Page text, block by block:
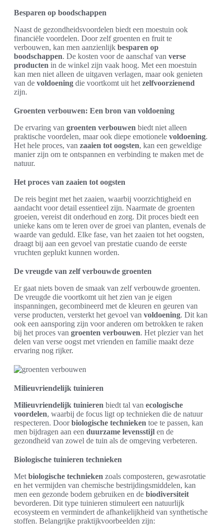
Besparen op boodschappen
Naast de gezondheidsvoordelen biedt een moestuin ook
financiële voordelen. Door zelf groenten en fruit te
verbouwen, kan men aanzienlijk besparen op
boodschappen. De kosten voor de aanschaf van verse
producten in de winkel zijn vaak hoog. Met een moestuin
kan men niet alleen de uitgaven verlagen, maar ook genieten
van de voldoening die voortkomt uit het zelfvoorzienend
zijn.
Groenten verbouwen: Een bron van voldoening
De ervaring van groenten verbouwen biedt niet alleen
praktische voordelen, maar ook diepe emotionele voldoening.
Het hele proces, van zaaien tot oogsten, kan een geweldige
manier zijn om te ontspannen en verbinding te maken met de
natuur.
Het proces van zaaien tot oogsten
De reis begint met het zaaien, waarbij voorzichtigheid en
aandacht voor detail essentieel zijn. Naarmate de groenten
groeien, vereist dit onderhoud en zorg. Dit proces biedt een
unieke kans om te leren over de groei van planten, evenals de
waarde van geduld. Elke fase, van het zaaien tot het oogsten,
draagt bij aan een gevoel van prestatie cuando de eerste
vruchten geplukt kunnen worden.
De vreugde van zelf verbouwde groenten
Er gaat niets boven de smaak van zelf verbouwde groenten.
De vreugde die voortkomt uit het zien van je eigen
inspanningen, gecombineerd met de kleuren en geuren van
verse producten, versterkt het gevoel van voldoening. Dit kan
ook een aansporing zijn voor anderen om betrokken te raken
bij het proces van groenten verbouwen. Het plezier van het
delen van verse oogst met vrienden en familie maakt deze
ervaring nog rijker.
Milieuvriendelijk tuinieren
Milieuvriendelijk tuinieren biedt tal van ecologische
voordelen, waarbij de focus ligt op technieken die de natuur
respecteren. Doorbiologische technieken toe te passen, kan
men bijdragen aan een duurzame levensstijl en de
gezondheid van zowel de tuin als de omgeving verbeteren.
Biologische tuinieren technieken
Met biologische technieken zoals composteren, gewasrotatie
en het vermijden van chemische bestrijdingsmiddelen, kan
men een gezonde bodem gebruiken en de biodiversiteit
bevorderen. Dit type tuinieren stimuleert een natuurlijk
ecosysteem en vermindert de afhankelijkheid van synthetische
stoffen. Belangrijke praktijkvoorbeelden zijn: